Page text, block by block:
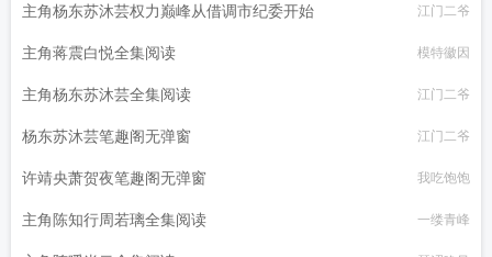
主角杨东苏沐芸权力巅峰从借调市纪委开始 江门二爷
主角蒋震白悦全集阅读 模特徽因
主角杨东苏沐芸全集阅读 江门二爷
杨东苏沐芸笔趣阁无弹窗 江门二爷
许靖央萧贺夜笔趣阁无弹窗 我吃饱饱
主角陈知行周若璃全集阅读 一缕青峰